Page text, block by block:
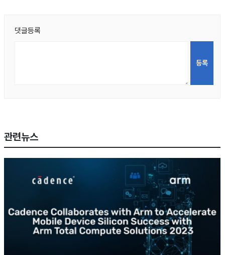
댓글등록
관련뉴스